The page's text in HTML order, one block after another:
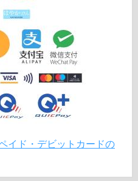
イド・デビットカードの